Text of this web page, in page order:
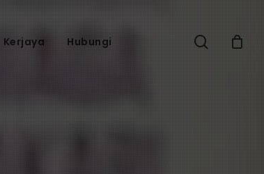
Kerjaya Hubungi search